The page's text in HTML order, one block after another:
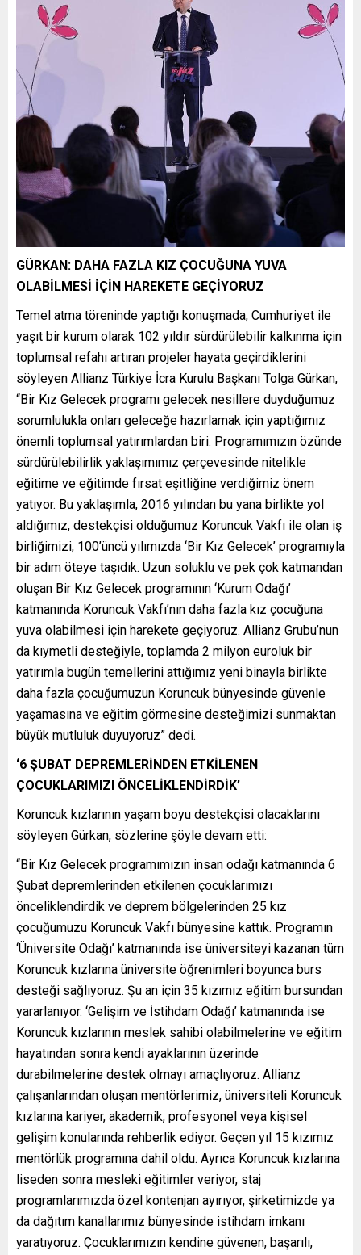
GÜRKAN: DAHA FAZLA KIZ ÇOCUĞUNA YUVA
OLABİLMESİ İÇİN HAREKETE GEÇİYORUZ
Temel atma töreninde yaptığı konuşmada, Cumhuriyet ile
yaşıt bir kurum olarak 102 yıldır sürdürülebilir kalkınma için
toplumsal refahı artıran projeler hayata geçirdiklerini
söyleyen Allianz Türkiye İcra Kurulu Başkanı Tolga Gürkan,
“Bir Kız Gelecek programı gelecek nesillere duyduğumuz
sorumlulukla onları geleceğe hazırlamak için yaptığımız
önemli toplumsal yatırımlardan biri. Programımızın özünde
sürdürülebilirlik yaklaşımımız çerçevesinde nitelikle
eğitime ve eğitimde fırsat eşitliğine verdiğimiz önem
yatıyor. Bu yaklaşımla, 2016 yılından bu yana birlikte yol
aldığımız, destekçisi olduğumuz Koruncuk Vakfı ile olan iş
birliğimizi, 100’üncü yılımızda ‘Bir Kız Gelecek’ programıyla
bir adım öteye taşıdık. Uzun soluklu ve pek çok katmandan
oluşan Bir Kız Gelecek programının ‘Kurum Odağı’
katmanında Koruncuk Vakfı’nın daha fazla kız çocuğuna
yuva olabilmesi için harekete geçiyoruz. Allianz Grubu’nun
da kıymetli desteğiyle, toplamda 2 milyon euroluk bir
yatırımla bugün temellerini attığımız yeni binayla birlikte
daha fazla çocuğumuzun Koruncuk bünyesinde güvenle
yaşamasına ve eğitim görmesine desteğimizi sunmaktan
büyük mutluluk duyuyoruz” dedi.
‘6 ŞUBAT DEPREMLERİNDEN ETKİLENEN
ÇOCUKLARIMIZI ÖNCELİKLENDİRDİK’
Koruncuk kızlarının yaşam boyu destekçisi olacaklarını
söyleyen Gürkan, sözlerine şöyle devam etti:
“Bir Kız Gelecek programımızın insan odağı katmanında 6
Şubat depremlerinden etkilenen çocuklarımızı
önceliklendirdik ve deprem bölgelerinden 25 kız
çocuğumuzu Koruncuk Vakfı bünyesine kattık. Programın
‘Üniversite Odağı’ katmanında ise üniversiteyi kazanan tüm
Koruncuk kızlarına üniversite öğrenimleri boyunca burs
desteği sağlıyoruz. Şu an için 35 kızımız eğitim bursundan
yararlanıyor. ‘Gelişim ve İstihdam Odağı’ katmanında ise
Koruncuk kızlarının meslek sahibi olabilmelerine ve eğitim
hayatından sonra kendi ayaklarının üzerinde
durabilmelerine destek olmayı amaçlıyoruz. Allianz
çalışanlarından oluşan mentörlerimiz, üniversiteli Koruncuk
kızlarına kariyer, akademik, profesyonel veya kişisel
gelişim konularında rehberlik ediyor. Geçen yıl 15 kızımız
mentörlük programına dahil oldu. Ayrıca Koruncuk kızlarına
liseden sonra mesleki eğitimler veriyor, staj
programlarımızda özel kontenjan ayırıyor, şirketimizde ya
da dağıtım kanallarımız bünyesinde istihdam imkanı
yaratıyoruz. Çocuklarımızın kendine güvenen, başarılı,